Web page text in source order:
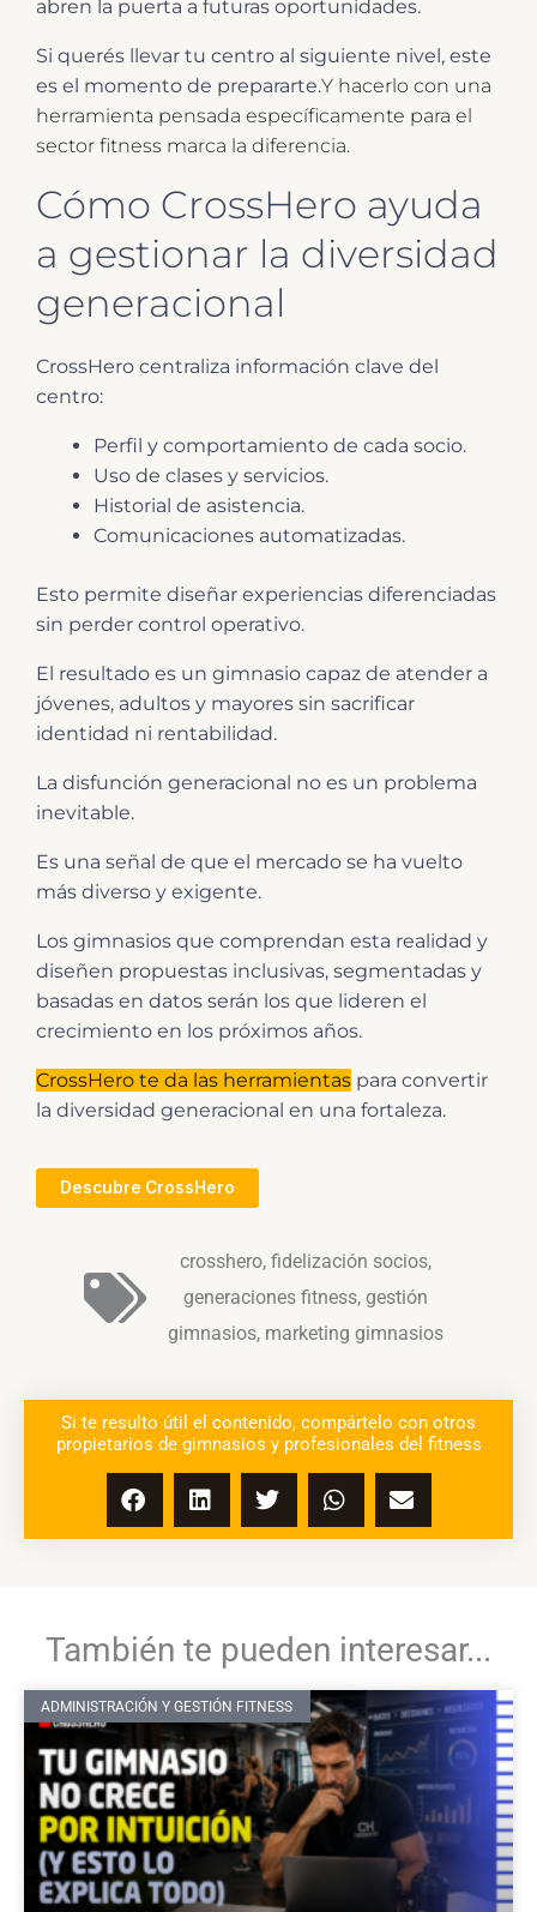
abren la puerta a futuras oportunidades.
Si querés llevar tu centro al siguiente nivel, este
es el momento de prepararte.Y hacerlo con una
herramienta pensada específicamente para el
sector fitness marca la diferencia.
Cómo CrossHero ayuda
a gestionar la diversidad
generacional
CrossHero centraliza información clave del
centro:
Perfil y comportamiento de cada socio.
Uso de clases y servicios.
Historial de asistencia.
Comunicaciones automatizadas.
Esto permite diseñar experiencias diferenciadas
sin perder control operativo.
El resultado es un gimnasio capaz de atender a
jóvenes, adultos y mayores sin sacrificar
identidad ni rentabilidad.
La disfunción generacional no es un problema
inevitable.
Es una señal de que el mercado se ha vuelto
más diverso y exigente.
Los gimnasios que comprendan esta realidad y
diseñen propuestas inclusivas, segmentadas y
basadas en datos serán los que lideren el
crecimiento en los próximos años.
CrossHero te da las herramientas para convertir
la diversidad generacional en una fortaleza.
Descubre CrossHero
crosshero, fidelización socios,
generaciones fitness, gestión
gimnasios, marketing gimnasios
Si te resulto útil el contenido, compártelo con otros
propietarios de gimnasios y profesionales del fitness
También te pueden interesar...
ADMINISTRACIÓN Y GESTIÓN FITNESS